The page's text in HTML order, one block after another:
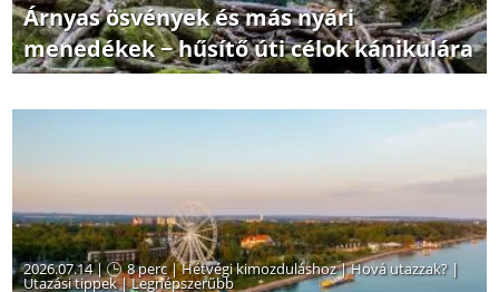
Árnyas ösvények és más nyári
menedékek − hűsítő úti célok kánikulára
2026.07.14 | 8 perc|Hétvégi kimozduláshoz|Hová utazzak? |
Utazási tippek|Legnépszerűbb